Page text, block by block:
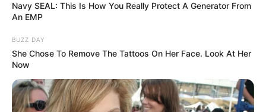
Câmara dos Deputados: anuênios, triênios,
passo a passo para conseguir o benefício.
Navy SEAL: This Is How You Really Protect A Generator From
An EMP
BUZZ DAY
She Chose To Remove The Tattoos On Her Face. Look At Her
Now